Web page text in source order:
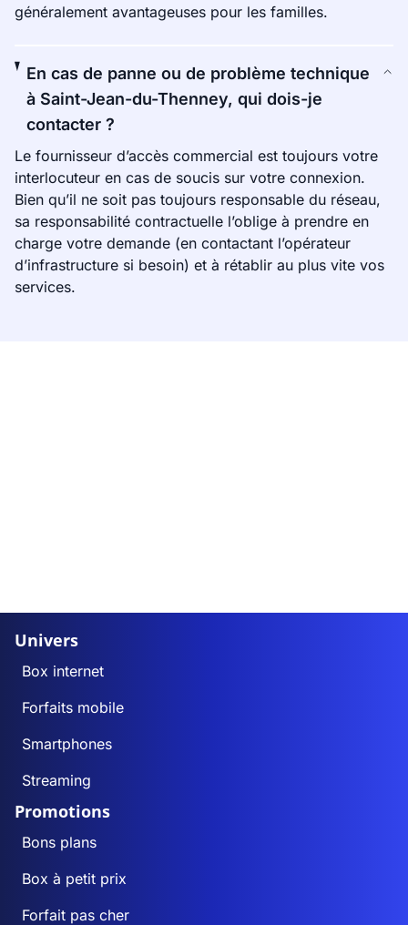
généralement avantageuses pour les familles.
En cas de panne ou de problème technique
à Saint-Jean-du-Thenney, qui dois-je
contacter ?
Le fournisseur d’accès commercial est toujours votre
interlocuteur en cas de soucis sur votre connexion.
Bien qu’il ne soit pas toujours responsable du réseau,
sa responsabilité contractuelle l’oblige à prendre en
charge votre demande (en contactant l’opérateur
d’infrastructure si besoin) et à rétablir au plus vite vos
services.
Univers
Box internet
Forfaits mobile
Smartphones
Streaming
Promotions
Bons plans
Box à petit prix
Forfait pas cher